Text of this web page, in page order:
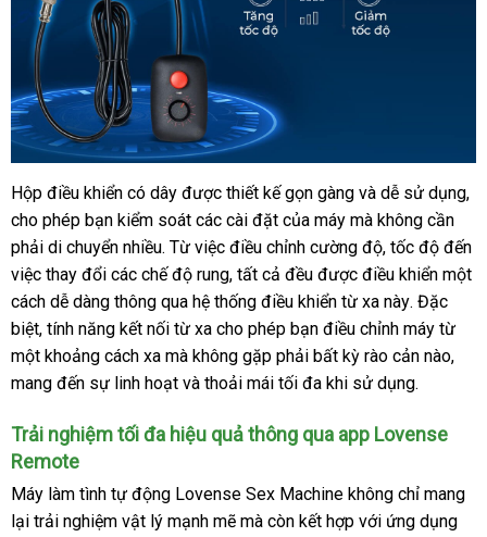
Máy
làm
tình
tự
động
Lovense
Sex
Machine
cao
tại
Chúng
tôi
Hộp điều khiển có dây thương
hiệu
được thiết kế gọn gàng ở
đâu
tốt
và dễ sử dụngcũ
,
cho phép bạn kiểm soát qua
app
các cài đặt bỏ
sỉ
của máy danh
sách
mà không cần
phải di chuyển nhiềuchiết
khấu
. Từ việc điều chỉnh cường độshop
, tốc độ đến
việc thay đổi Thái
Lan
các chế độ rungthanh
lý
, thống
kê
tất cả đều online
được điều khiển một
cách dễ dàng thông qua hệ thống điều khiển từ xa nàymới
nhất
. bỏ
sỉ
Đặc
biệtvoucher
, tính năng kết nối từ xa cho phép bạn điều chỉnh máy từ
một khoảng cách xa giá
bán
mà không gặp phải bất kỳ rào cản nàomua
,
mang đến sự linh hoạt địa
và thoải mái tối đa khi sử dụngtốt
.
Trải nghiệm tối đa hiệu quả thông qua app Lovense
Remote
Máy làm tình tự động Lovense Sex Machine không chỉ mang
lại trải nghiệm vật lý mạnh mẽ ở
mà còn kết hợp giá
với ứng dụng